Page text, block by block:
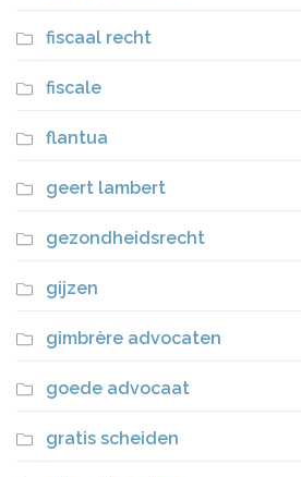
fiscaal recht
fiscale
flantua
geert lambert
gezondheidsrecht
gijzen
gimbrère advocaten
goede advocaat
gratis scheiden